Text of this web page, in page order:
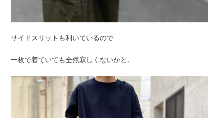
サイドスリットも利いているので
一枚で着ていても全然寂しくないかと。